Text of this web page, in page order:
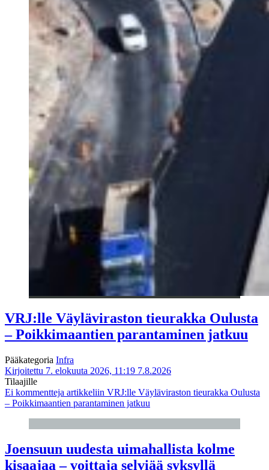
VRJ:lle Väyläviraston tieurakka Oulusta
– Poikkimaantien parantaminen jatkuu
Pääkategoria Infra
Kirjoitettu 7. elokuuta 2026, 11:19 7.8.2026
Tilaajille
Ei kommentteja artikkeliin VRJ:lle Väyläviraston tieurakka Oulusta
– Poikkimaantien parantaminen jatkuu
Joensuun uudesta uimahallista kolme
kisaajaa – voittaja selviää syksyllä